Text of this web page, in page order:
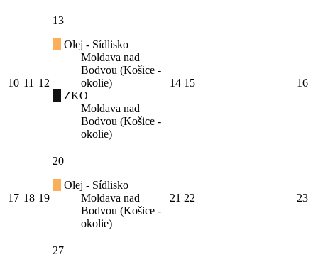
10 11 12
13
Olej - Sídlisko
Moldava nad
Bodvou (Košice -
okolie)
ZKO
Moldava nad
Bodvou (Košice -
okolie)
14 15 16
17 18 19
20
Olej - Sídlisko
Moldava nad
Bodvou (Košice -
okolie)
21 22 23
27